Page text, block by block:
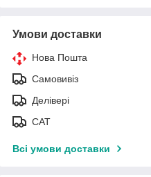
Умови доставки
Нова Пошта
Самовивіз
Делівері
САТ
Всі умови доставки